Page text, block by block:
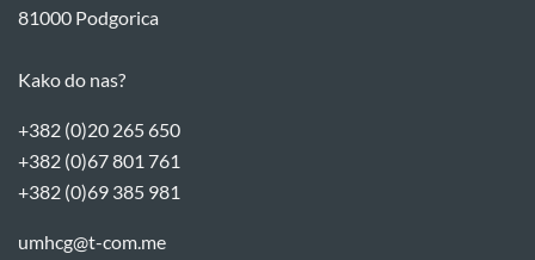
81000 Podgorica
Kako do nas?
+382 (0)20 265 650
+382 (0)67 801 761
+382 (0)69 385 981
umhcg@t-com.me